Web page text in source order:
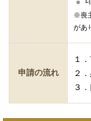
※喪
があ
申請の流れ
１
２
３